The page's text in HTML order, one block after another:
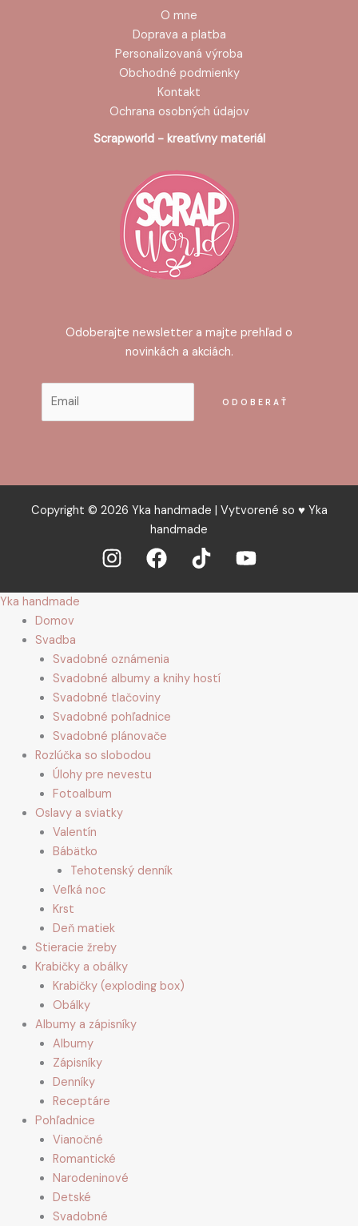
O mne
Doprava a platba
Personalizovaná výroba
Obchodné podmienky
Kontakt
Ochrana osobných údajov
Scrapworld - kreatívny materiál
Odoberajte newsletter a majte prehľad o
novinkách a akciách.
Copyright © 2026 Yka handmade | Vytvorené so ♥ Yka
handmade
Yka handmade
Domov
Svadba
Svadobné oznámenia
Svadobné albumy a knihy hostí
Svadobné tlačoviny
Svadobné pohľadnice
Svadobné plánovače
Rozlúčka so slobodou
Úlohy pre nevestu
Fotoalbum
Oslavy a sviatky
Valentín
Bábätko
Tehotenský denník
Veľká noc
Krst
Deň matiek
Stieracie žreby
Krabičky a obálky
Krabičky (exploding box)
Obálky
Albumy a zápisníky
Albumy
Zápisníky
Denníky
Receptáre
Pohľadnice
Vianočné
Romantické
Narodeninové
Detské
Svadobné